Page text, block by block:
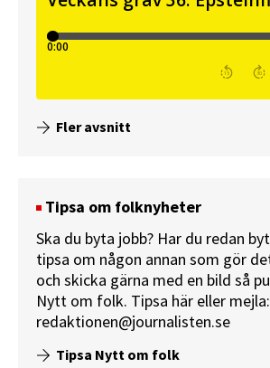
Fler avsnitt
Tipsa om folknyheter
Ska du byta jobb? Har du redan
tipsa om någon annan som gör
och skicka gärna med en bild så
Nytt om folk. Tipsa här eller mejla:
redaktionen@journalisten.se
Tipsa Nytt om folk